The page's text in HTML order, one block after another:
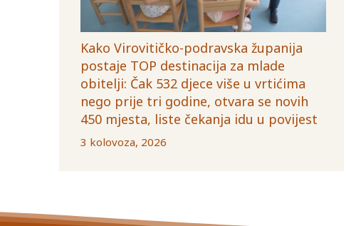
Kako Virovitičko-podravska županija
postaje TOP destinacija za mlade
obitelji: Čak 532 djece više u vrtićima
nego prije tri godine, otvara se novih
450 mjesta, liste čekanja idu u povijest
3 kolovoza, 2026